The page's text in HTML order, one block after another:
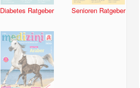
Diabetes Ratgeber Senioren Ratgeber